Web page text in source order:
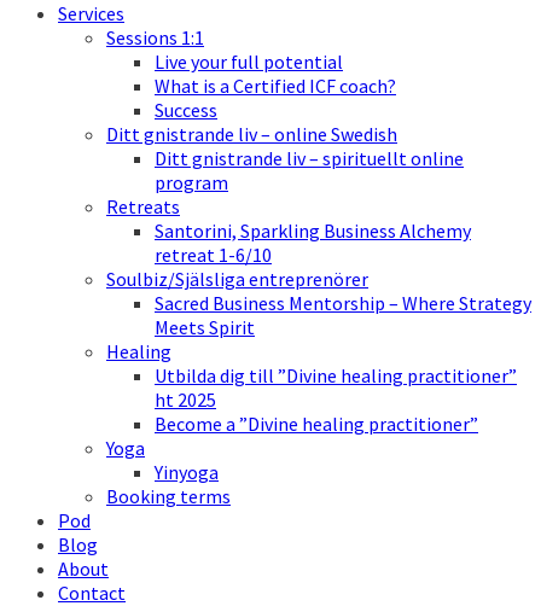
Services
Sessions 1:1
Live your full potential
What is a Certified ICF coach?
Success
Ditt gnistrande liv – online Swedish
Ditt gnistrande liv – spirituellt online
program
Retreats
Santorini, Sparkling Business Alchemy
retreat 1-6/10
Soulbiz/Själsliga entreprenörer
Sacred Business Mentorship – Where Strategy
Meets Spirit
Healing
Utbilda dig till ”Divine healing practitioner”
ht 2025
Become a ”Divine healing practitioner”
Yoga
Yinyoga
Booking terms
Pod
Blog
About
Contact